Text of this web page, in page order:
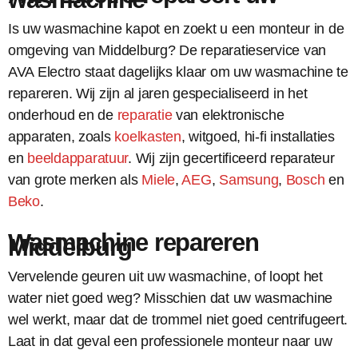
Is uw wasmachine kapot en zoekt u een monteur in de
omgeving van Middelburg? De reparatieservice van
AVA Electro staat dagelijks klaar om uw wasmachine te
repareren. Wij zijn al jaren gespecialiseerd in het
onderhoud en de reparatie van elektronische
apparaten, zoals koelkasten, witgoed, hi-fi installaties
en beeldapparatuur. Wij zijn gecertificeerd reparateur
van grote merken als Miele,AEG, Samsung, Bosch en
Beko.
Wasmachine repareren
Middelburg
Vervelende geuren uit uw wasmachine, of loopt het
water niet goed weg? Misschien dat uw wasmachine
wel werkt, maar dat de trommel niet goed centrifugeert.
Laat in dat geval een professionele monteur naar uw